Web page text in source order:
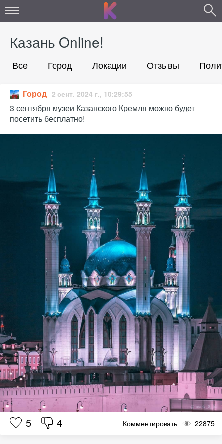
Казань Online!
Все Город Локации Отзывы
Город 2 сент. 2024 г., 10:29:55
3 сентября музеи Казанского Кремля можно будет
посетить бесплатно!
5 4 Комментировать 22875